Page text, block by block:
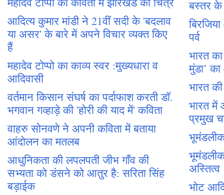
आदित्य कुमार मांडी ने 21वीं सदी के 'बदलाव
या असर' के बारे में अपने विचार व्यक्त किए
हैं
महादेव टोप्पो का काव्य स्वर :मुख्यधारा व
आदिवासी
वर्तमान किसान संघर्ष का पर्दाफाश करती डॉ.
भगवान गव्हाड़े की 'होरी की याद में' कविता
वाहरु सोनवणे ने अपनी कविता में बताया
आंदोलन का मतलब
आधुनिकता की लपलपती जीभ गाँव की
सभ्यता को डंसने को आतुर है: सरिता सिंह
बड़ाईक
बस्तर के
पर्व
भारत
मुंडा’
भारत
भारत में
प्रमुख
अस्तित्व
भोट